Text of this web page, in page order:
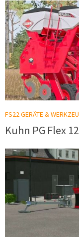
FS22 GERÄTE &
Kuhn PG Flex